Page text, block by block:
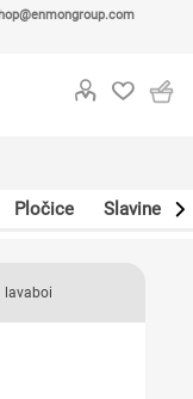
Pločice Slavine
lavaboi